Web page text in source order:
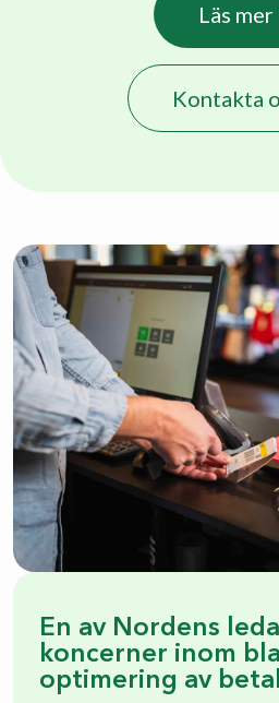
Läs mer
Kontakta
En av Nordens
koncerner inom
optimering av